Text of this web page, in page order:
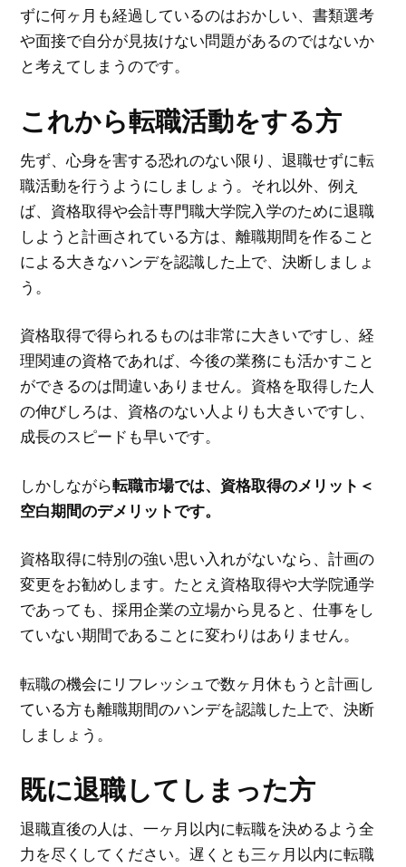
ずに何ヶ月も経過しているのはおかしい、書類選考
や面接で自分が見抜けない問題があるのではないか
と考えてしまうのです。
これから転職活動をする方
先ず、心身を害する恐れのない限り、退職せずに転
職活動を行うようにしましょう。それ以外、例え
ば、資格取得や会計専門職大学院入学のために退職
しようと計画されている方は、離職期間を作ること
による大きなハンデを認識した上で、決断しましょ
う。
資格取得で得られるものは非常に大きいですし、経
理関連の資格であれば、今後の業務にも活かすこと
ができるのは間違いありません。資格を取得した人
の伸びしろは、資格のない人よりも大きいですし、
成長のスピードも早いです。
しかしながら転職市場では、資格取得のメリット＜
空白期間のデメリットです。
資格取得に特別の強い思い入れがないなら、計画の
変更をお勧めします。たとえ資格取得や大学院通学
であっても、採用企業の立場から見ると、仕事をし
ていない期間であることに変わりはありません。
転職の機会にリフレッシュで数ヶ月休もうと計画し
ている方も離職期間のハンデを認識した上で、決断
しましょう。
既に退職してしまった方
退職直後の人は、一ヶ月以内に転職を決めるよう全
力を尽くしてください。遅くとも三ヶ月以内に転職